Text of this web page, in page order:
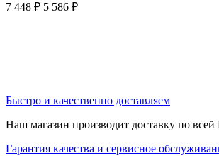
7 448 ₽ 5 586 ₽
Быстро и качественно доставляем
Наш магазин производит доставку по всей
Гарантия качества и сервисное